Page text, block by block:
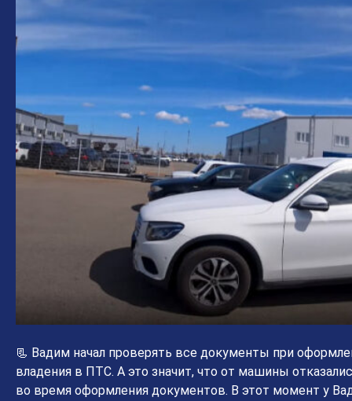
📃 Вадим начал проверять все документы при
владения в ПТС. А это значит, что от машины
во время оформления документов. В этот момент у